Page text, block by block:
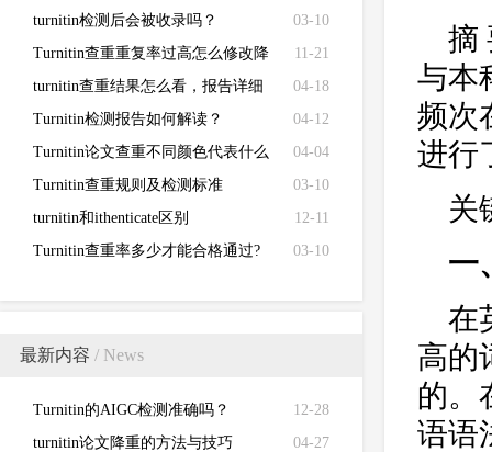
03-10
turnitin检测后会被收录吗？
11-21
Turnitin查重重复率过高怎么修改降
低
04-18
turnitin查重结果怎么看，报告详细
解读来了！
04-12
Turnitin检测报告如何解读？
04-04
Turnitin论文查重不同颜色代表什么
03-10
Turnitin查重规则及检测标准
12-11
turnitin和ithenticate区别
03-10
Turnitin查重率多少才能合格通过?
最新内容 / News
12-28
Turnitin的AIGC检测准确吗？
04-27
turnitin论文降重的方法与技巧
摘
与本
频次
进行
关
一
在
高的
的。
语语